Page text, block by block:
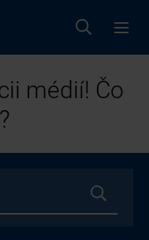
médií! Čo